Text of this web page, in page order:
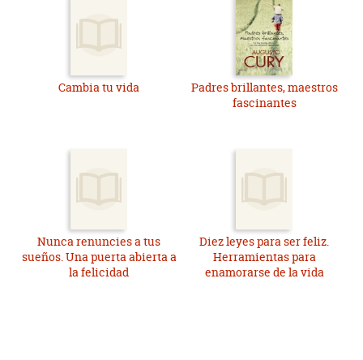
Cambia tu vida
Padres brillantes, maestros
fascinantes
Nunca renuncies a tus
sueños. Una puerta abierta a
la felicidad
Diez leyes para ser feliz.
Herramientas para
enamorarse de la vida